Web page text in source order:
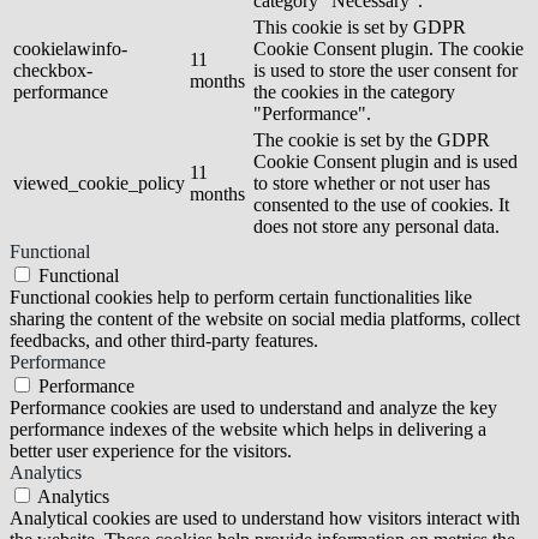
cookielawinfo-
checkbox-
performance
11
months
This cookie is set by GDPR
Cookie Consent plugin. The cookie
is used to store the user consent for
the cookies in the category
"Performance".
viewed_cookie_policy
11
months
The cookie is set by the GDPR
Cookie Consent plugin and is used
to store whether or not user has
consented to the use of cookies. It
does not store any personal data.
Functional
Functional
Functional cookies help to perform certain functionalities like
sharing the content of the website on social media platforms, collect
feedbacks, and other third-party features.
Performance
Performance
Performance cookies are used to understand and analyze the key
performance indexes of the website which helps in delivering a
better user experience for the visitors.
Analytics
Analytics
Analytical cookies are used to understand how visitors interact with